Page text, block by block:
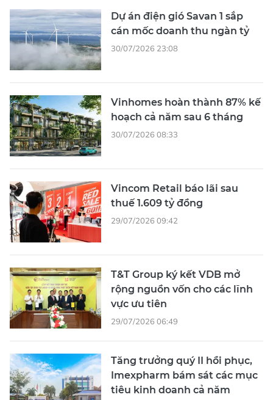
Dự án điện gió Savan 1 sắp
cán mốc doanh thu ngàn tỷ
30/07/2026 23:08
Vinhomes hoàn thành 87% kế
hoạch cả năm sau 6 tháng
30/07/2026 08:33
Vincom Retail báo lãi sau
thuế 1.609 tỷ đồng
29/07/2026 09:42
T&T Group ký kết VDB mở
rộng nguồn vốn cho các lĩnh
vực ưu tiên
29/07/2026 06:49
Tăng trưởng quý II hồi phục,
Imexpharm bám sát các mục
tiêu kinh doanh cả năm